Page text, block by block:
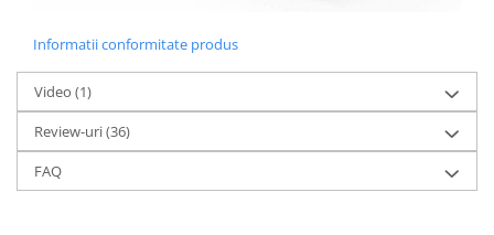
Informatii conformitate produs
Video (1)
Review-uri(36)
FAQ